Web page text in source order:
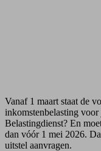
Vanaf 1 maart staat de
inkomstenbelasting
Belastingdienst? En
dan vóór 1 mei 2026.
uitstel aanvragen.